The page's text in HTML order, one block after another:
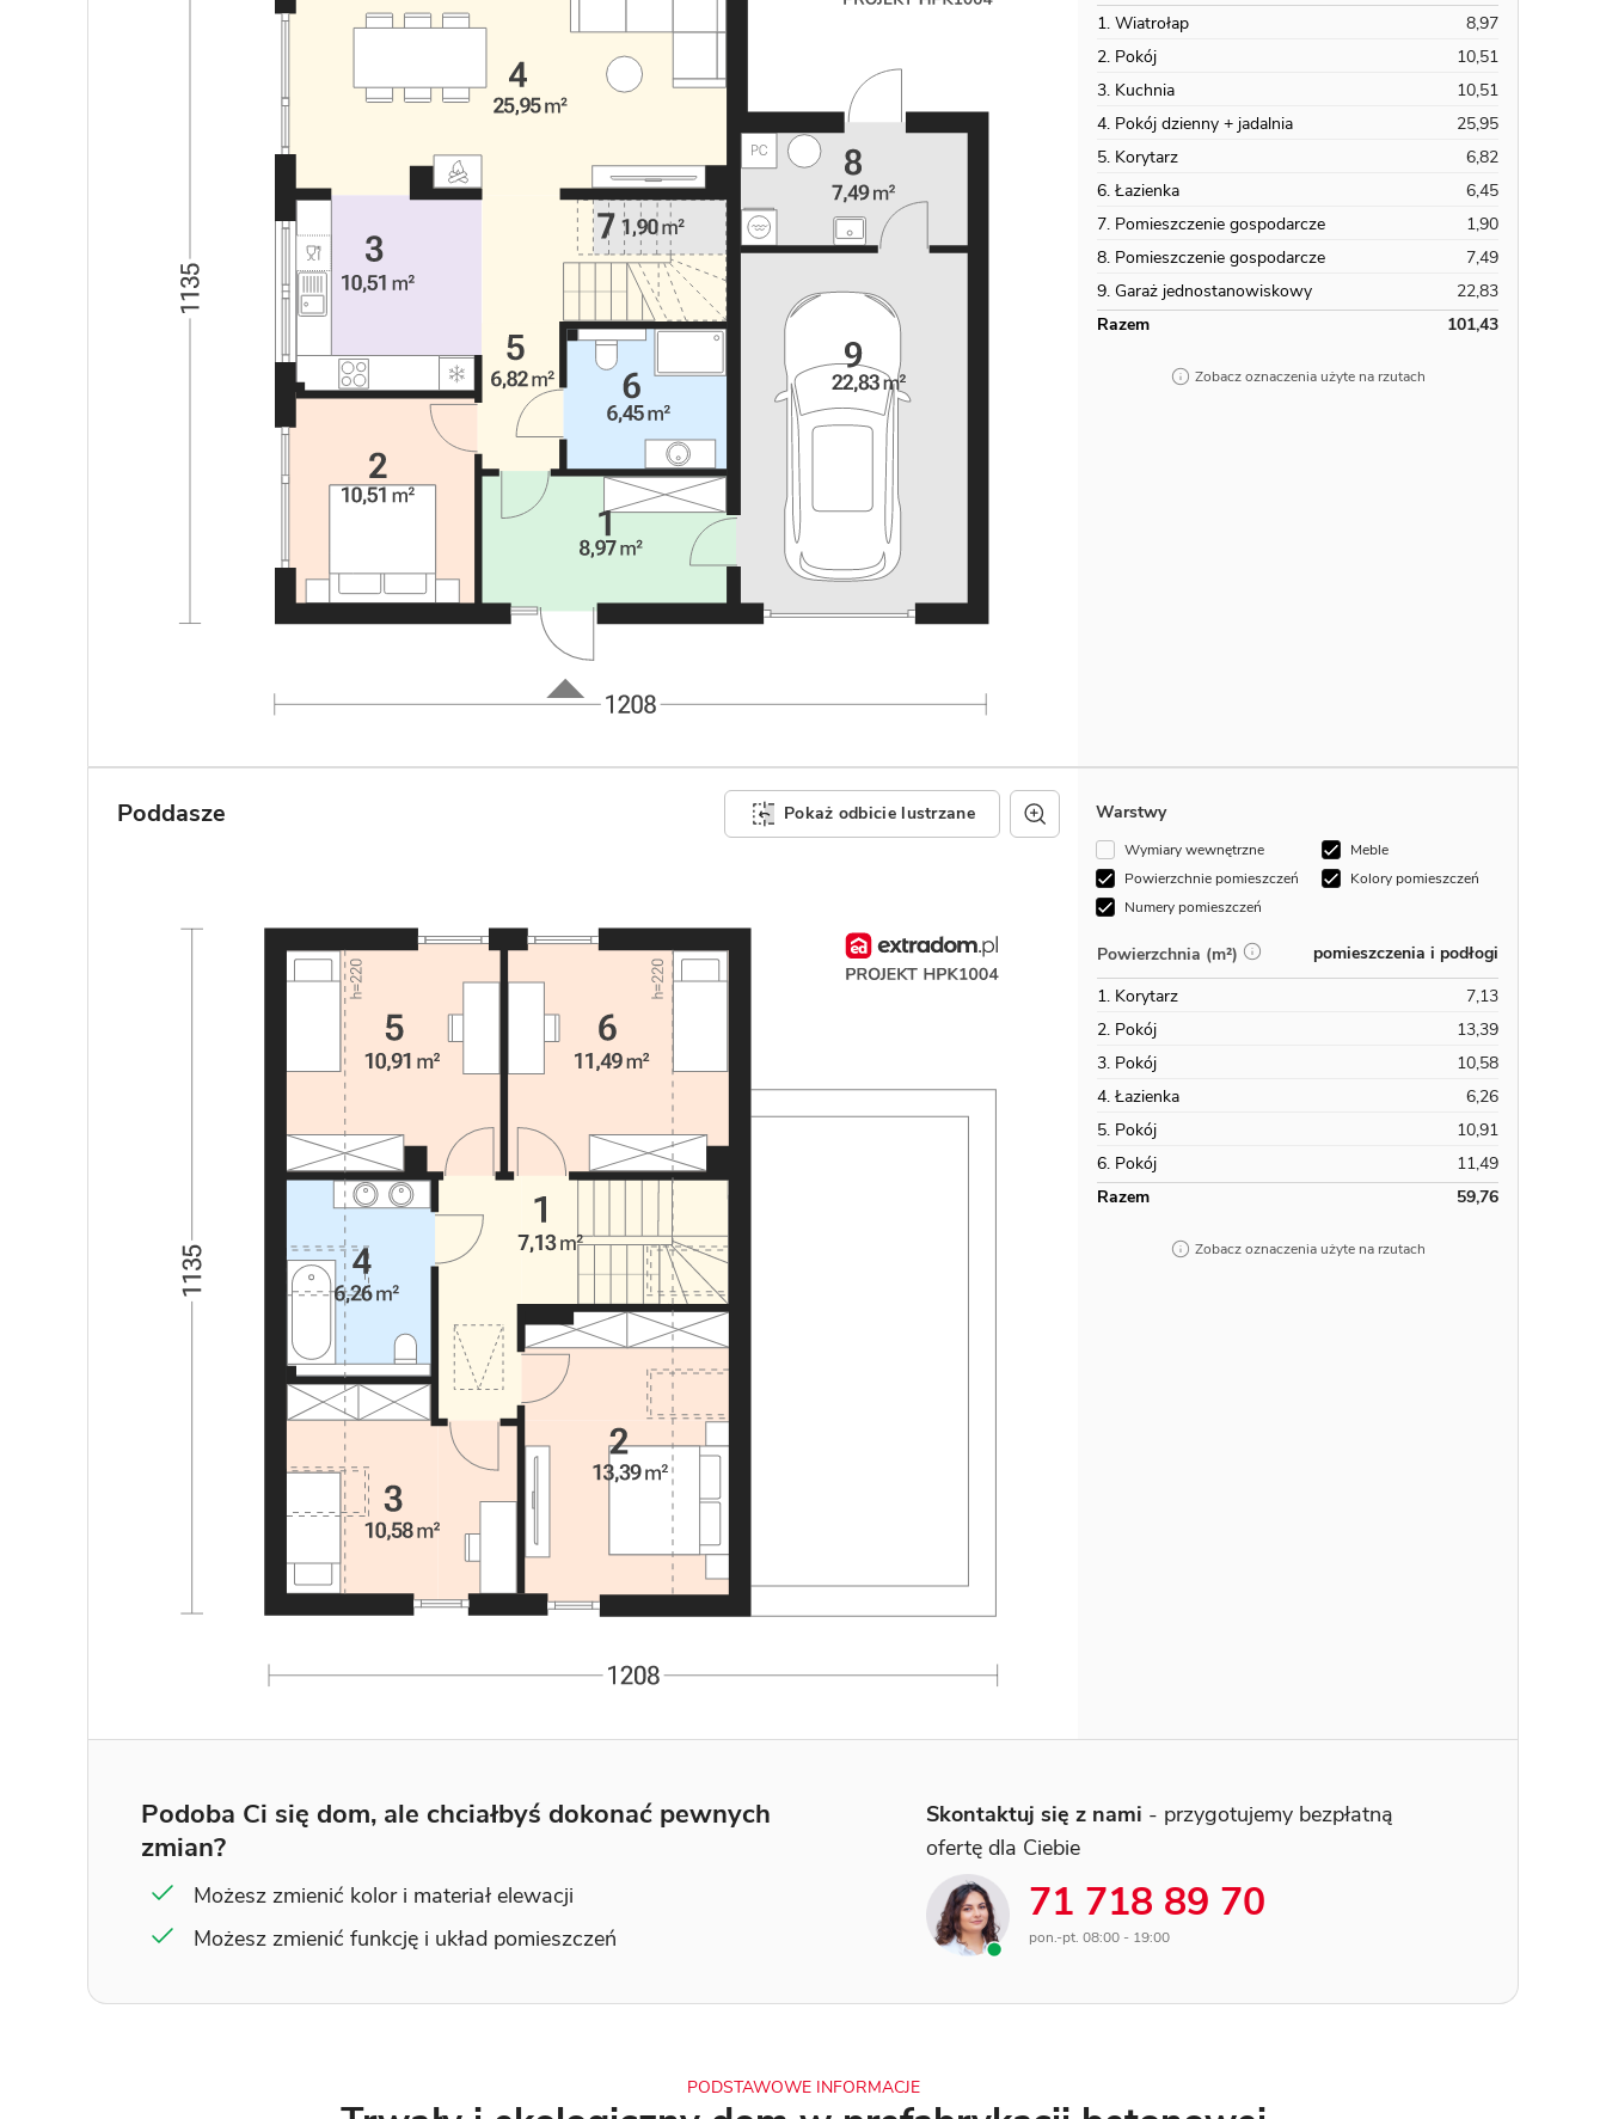
1. Wiatrołap
8,97
2. Pokój
10,51
3. Kuchnia
10,51
4. Pokój dzienny + jadalnia
25,95
5. Korytarz
6,82
6. Łazienka
6,45
7. Pomieszczenie gospodarcze
1,90
8. Pomieszczenie gospodarcze
7,49
9. Garaż jednostanowiskowy
22,83
Razem
101,43
Zobacz oznaczenia użyte na rzutach
Poddasze Warstwy
Wymiary wewnętrzne
Meble
Powierzchnie pomieszczeń
Kolory pomieszczeń
Numery pomieszczeń
Pokaż odbicie lustrzane
Powierzchnia (m²)
pomieszczenia i podłogi
1. Korytarz
7,13
2. Pokój
13,39
3. Pokój
10,58
4. Łazienka
6,26
5. Pokój
10,91
6. Pokój
11,49
Razem
59,76
Zobacz oznaczenia użyte na rzutach
Podoba Ci się dom, ale chciałbyś dokonać pewnych
zmian?
Możesz zmienić kolor i materiał elewacji
Możesz zmienić funkcję i układ pomieszczeń
Skontaktuj się z nami - przygotujemy bezpłatną
ofertę dla Ciebie
71 718 89 70
pon.-pt. 08:00 - 19:00
PODSTAWOWE INFORMACJE